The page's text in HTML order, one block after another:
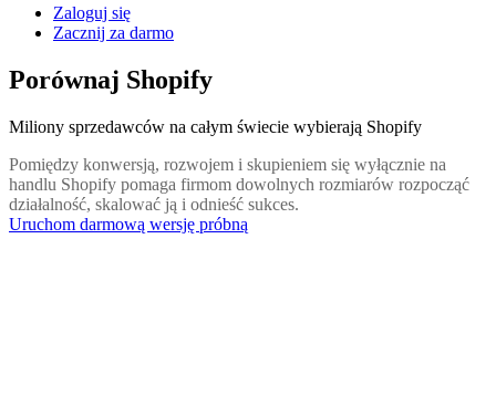
Zaloguj się
Zacznij za darmo
Porównaj Shopify
Miliony sprzedawców na całym świecie wybierają Shopify
Pomiędzy konwersją, rozwojem i skupieniem się wyłącznie na
handlu Shopify pomaga firmom dowolnych rozmiarów rozpocząć
działalność, skalować ją i odnieść sukces.
Uruchom darmową wersję próbną